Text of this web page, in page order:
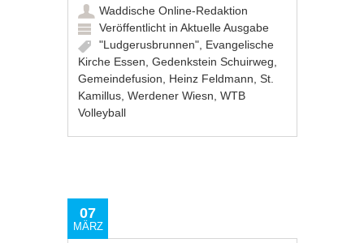
Waddische Online-Redaktion
Veröffentlicht inAktuelle Ausgabe
"Ludgerusbrunnen" Evangelische
Kirche Essen ,Gedenkstein Schuirweg
Gemeindefusion
Heinz Feldmann ,St.
Kamillus ,Werdener Wiesn ,WTB
Volleyball
07
MÄRZ